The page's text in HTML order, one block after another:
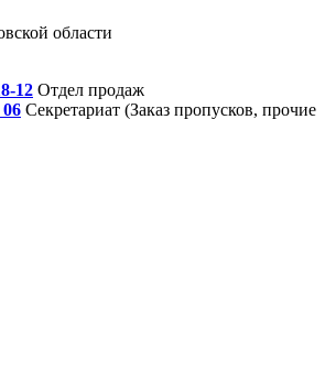
области
12 Отдел продаж
06 Секретариат (Заказ пропусков, прочие